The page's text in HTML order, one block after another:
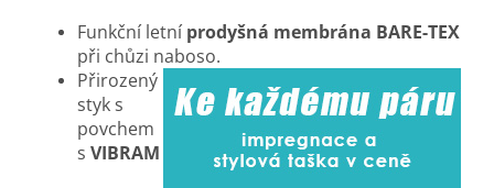
Funkční letní prodyšná membrána BARE-TEX
při chůzi naboso.
Přirozený
styk s
povchem
s VIBRAM